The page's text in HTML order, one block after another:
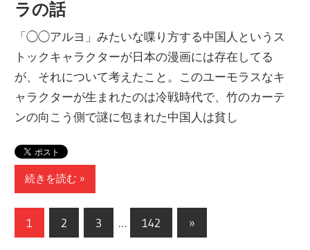
ラの話
「◯◯アルヨ」みたいな喋り方する中国人というス
トックキャラクターが日本の漫画には存在してる
が、それについて考えたこと。このユーモラスなキ
ャラクターが生まれたのは冷戦時代で、竹のカーテ
ンの向こう側で謎に包まれた中国人は貧し
続きを読む
投
1 2 3 … 142
次
の
»